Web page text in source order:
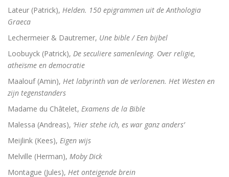
Lateur (Patrick), Helden. 150 epigrammen uit de Anthologia
Graeca
Lechermeier & Dautremer, Une bible / Een bijbel
Loobuyck (Patrick), De seculiere samenleving. Over religie,
atheïsme en democratie
Maalouf (Amin), Het labyrinth van de verlorenen. Het Westen en
zijn tegenstanders
Madame du Châtelet, Examens de la Bible
Malessa (Andreas), ‘Hier stehe ich, es war ganz anders’
Meijlink (Kees), Eigen wijs
Melville (Herman), Moby Dick
Montague (Jules), Het onteigende brein